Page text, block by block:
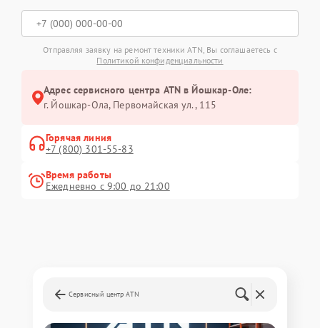
Отправляя заявку на ремонт техники ATN, Вы соглашаетесь с
Политикой конфиденциальности
Адрес сервисного центра ATN в Йошкар-Оле:
г. Йошкар-Ола, Первомайская ул., 115
Горячая линия
+7 (800) 301-55-83
Время работы
Ежедневно с 9:00 до 21:00
Сервисный центр ATN